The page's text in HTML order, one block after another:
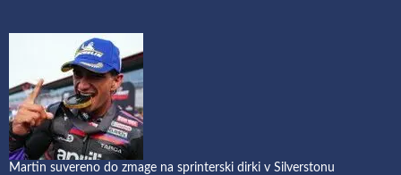
Martin suvereno do zmage na sprinterski dirki v Silverstonu